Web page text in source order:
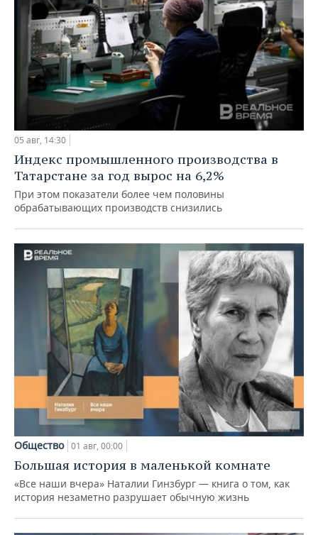
05 авг, 14:30
Индекс промышленного производства в
Татарстане за год вырос на 6,2%
При этом показатели более чем половины
обрабатывающих производств снизились
Общество 01 авг, 00:00
Большая история в маленькой комнате
«Все наши вчера» Наталии Гинзбург — книга о том, как
история незаметно разрушает обычную жизнь